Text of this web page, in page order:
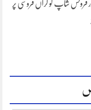
فروٹس شاپ کو گراں فروشی پر